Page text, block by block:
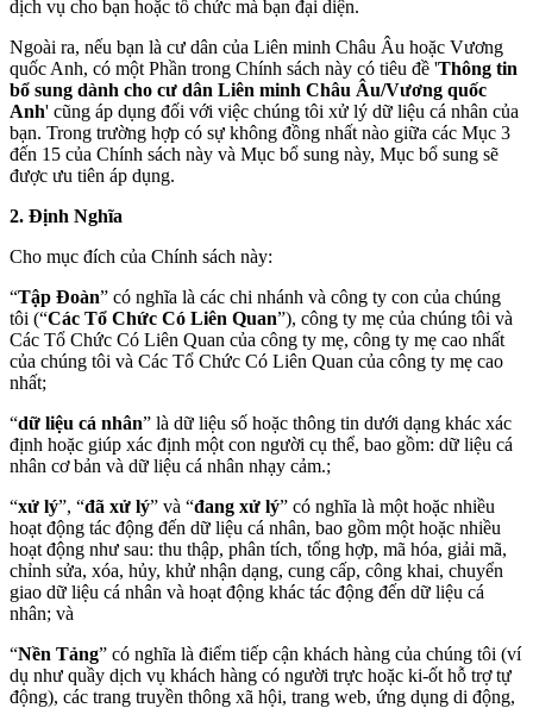
dịch vụ cho bạn hoặc tổ chức mà bạn đại diện.
Ngoài ra, nếu bạn là cư dân của Liên minh Châu Âu hoặc Vương
quốc Anh, có một Phần trong Chính sách này có tiêu đề 'Thông tin
bổ sung dành cho cư dân Liên minh Châu Âu/Vương quốc
Anh' cũng áp dụng đối với việc chúng tôi xử lý dữ liệu cá nhân của
bạn. Trong trường hợp có sự không đồng nhất nào giữa các Mục 3
đến 15 của Chính sách này và Mục bổ sung này, Mục bổ sung sẽ
được ưu tiên áp dụng.
2. Định Nghĩa
Cho mục đích của Chính sách này:
“Tập Đoàn” có nghĩa là các chi nhánh và công ty con của chúng
tôi (“Các Tổ Chức Có Liên Quan”), công ty mẹ của chúng tôi và
Các Tổ Chức Có Liên Quan của công ty mẹ, công ty mẹ cao nhất
của chúng tôi và Các Tổ Chức Có Liên Quan của công ty mẹ cao
nhất;
“dữ liệu cá nhân” là dữ liệu số hoặc thông tin dưới dạng khác xác
định hoặc giúp xác định một con người cụ thể, bao gồm: dữ liệu cá
nhân cơ bản và dữ liệu cá nhân nhạy cảm.;
“xử lý”, “đã xử lý” và “đang xử lý” có nghĩa là một hoặc nhiều
hoạt động tác động đến dữ liệu cá nhân, bao gồm một hoặc nhiều
hoạt động như sau: thu thập, phân tích, tổng hợp, mã hóa, giải mã,
chỉnh sửa, xóa, hủy, khử nhận dạng, cung cấp, công khai, chuyển
giao dữ liệu cá nhân và hoạt động khác tác động đến dữ liệu cá
nhân; và
“Nền Tảng” có nghĩa là điểm tiếp cận khách hàng của chúng tôi (ví
dụ như quầy dịch vụ khách hàng có người trực hoặc ki-ốt hỗ trợ tự
động), các trang truyền thông xã hội, trang web, ứng dụng di động,